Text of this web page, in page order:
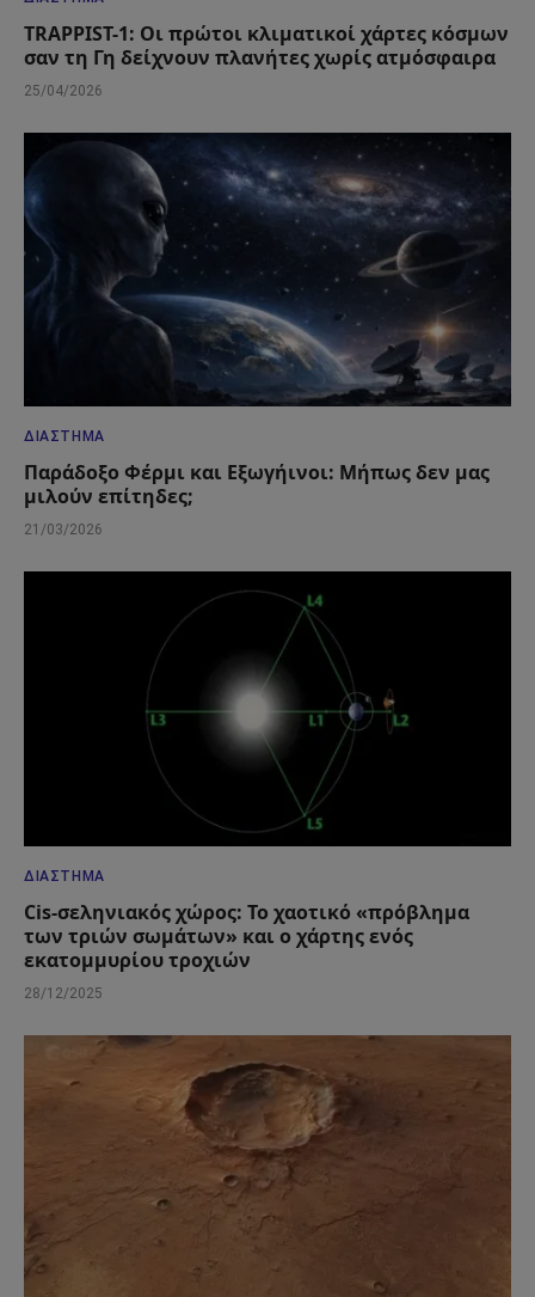
TRAPPIST-1: Οι πρώτοι κλιματικοί χάρτες κόσμων
σαν τη Γη δείχνουν πλανήτες χωρίς ατμόσφαιρα
25/04/2026
ΔΙΆΣΤΗΜΑ
Παράδοξο Φέρμι και Εξωγήινοι: Μήπως δεν μας
μιλούν επίτηδες;
21/03/2026
ΔΙΆΣΤΗΜΑ
Cis-σεληνιακός χώρος: Το χαοτικό «πρόβλημα
των τριών σωμάτων» και ο χάρτης ενός
εκατομμυρίου τροχιών
28/12/2025